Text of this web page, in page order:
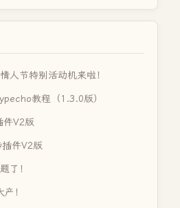
人节特别活动机来啦！
教程（1.3.0版）
V2版
件V2版
了！
！